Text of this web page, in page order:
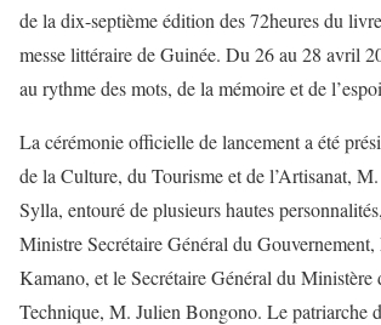
de la dix-septième édition des 72heures du
messe littéraire de Guinée. Du 26 au 28 avril
au rythme des mots, de la mémoire et de
La cérémonie officielle de lancement a été
de la Culture, du Tourisme et de l’Artisanat,
Sylla, entouré de plusieurs hautes
Ministre Secrétaire Général du
Kamano, et le Secrétaire Général du Ministère
Technique, M. Julien Bongono. Le patriarche